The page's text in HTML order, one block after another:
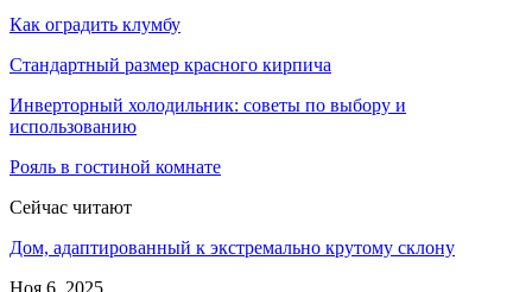
Как оградить клумбу
Стандартный размер красного кирпича
Инверторный холодильник: советы по выбору и
использованию
Рояль в гостиной комнате
Сейчас читают
Дом, адаптированный к экстремально крутому склону
Ноя 6, 2025